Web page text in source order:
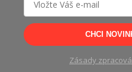
CHCI
Zásady